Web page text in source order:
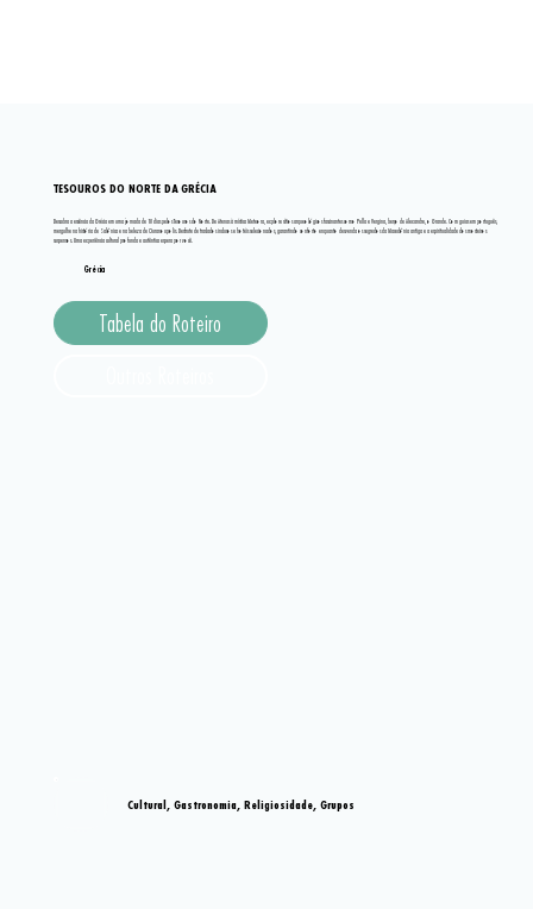
Cultural, Gastronomia, Religiosidade, Grupos
Tabela do Roteiro
Descubra a essência da Grécia em uma jornada de 10 dias pelos Tesouros do Norte. De Atenas à mística Meteora, explore sítios arqueológicos fascinantes como Pella e Vergina, berço de Alexandre, o Grande. Com guias em português,
mergulhe na história de Salônica e na beleza de Ouranoupolis. Desfrute de traslados inclusos e hotéis selecionados, garantindo conforto enquanto desvenda os segredos da Macedônia antiga e a espiritualidade dos mosteiros
suspensos. Uma experiência cultural profunda e autêntica espera por você.
TESOUROS DO NORTE DA GRÉCIA
Grécia